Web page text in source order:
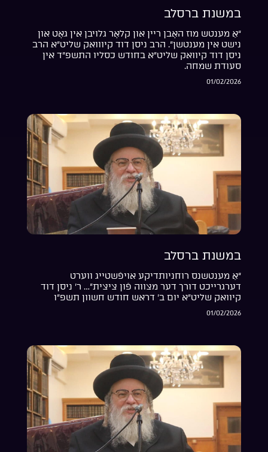
במשנת ברסלב
“אַ מענטש מוז האָבן ריין און קלאָר גלויבן אין גאָט און
נישט אין מענטשן”. הרב ניסן דוד קיווואק שליט”א הרב
ניסן דוד קיוואק שליט”א בחודש כסליו התשפ”ד אין
סעודת שמחה.
01/02/2026
במשנת ברסלב
“אַ מענטשנס רוחניותדיקע אויפֿשטייג ווערט
דערגרייכט דורך דער מצווה פֿון ציצית”… ר’ ניסן דוד
קיוואק שליט”א יום ב’ דראש חודש חשוון תשפ”ו
01/02/2026